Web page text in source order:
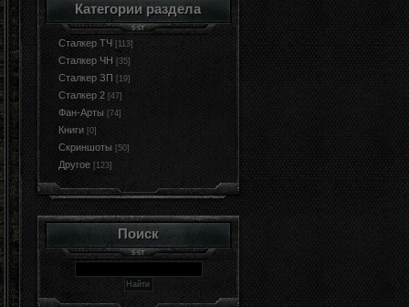
Категории раздела
Сталкер ТЧ [113]
Сталкер ЧН [35]
Сталкер ЗП [19]
Сталкер 2 [47]
Фан-Арты [74]
Книги [0]
Cкриншоты [50]
Другое [123]
Поиск